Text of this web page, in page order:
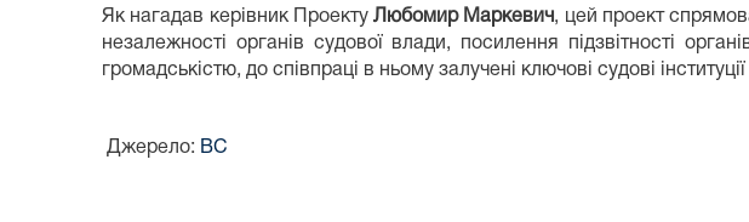
Як нагадав керівник ПроектуЛюбомир Маркевич, цей проект
незалежності органів судової влади, посилення підзвітності
громадськістю, до співпраці в ньому залучені ключові судові інституції
Джерело: ВС